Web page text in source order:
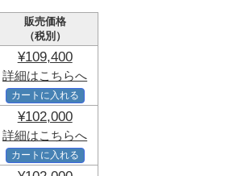
販売価格
（税別）
¥109,400
詳細はこちらへ
カートに入れる
¥102,000
詳細はこちらへ
カートに入れる